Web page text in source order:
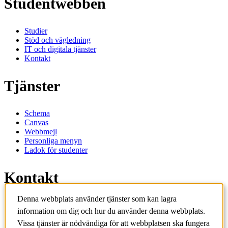
Studentwebben
Studier
Stöd och vägledning
IT och digitala tjänster
Kontakt
Tjänster
Schema
Canvas
Webbmejl
Personliga menyn
Ladok för studenter
Kontakt
Kontakta utbildningsprogram
Kontakta kurs
IT-support
Denna webbplats använder tjänster som kan lagra
information om dig och hur du använder denna webbplats.
Vissa tjänster är nödvändiga för att webbplatsen ska fungera